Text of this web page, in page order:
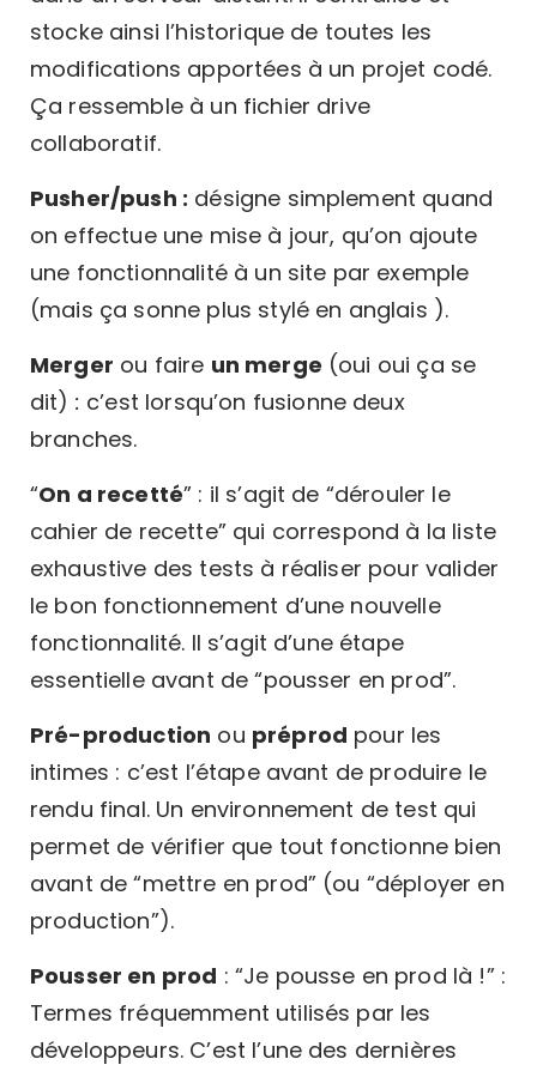
stocke ainsi l’historique de toutes les
modifications apportées à un projet codé.
Ça ressemble à un fichier drive
collaboratif.
Pusher/push : désigne simplement quand
on effectue une mise à jour, qu’on ajoute
une fonctionnalité à un site par exemple
(mais ça sonne plus stylé en anglais ).
Merger ou faire un merge (oui oui ça se
dit) : c’est lorsqu’on fusionne deux
branches.
“On a recetté” : il s’agit de “dérouler le
cahier de recette” qui correspond à la liste
exhaustive des tests à réaliser pour valider
le bon fonctionnement d’une nouvelle
fonctionnalité. Il s’agit d’une étape
essentielle avant de “pousser en prod”.
Pré-production ou préprod pour les
intimes : c’est l’étape avant de produire le
rendu final. Un environnement de test qui
permet de vérifier que tout fonctionne bien
avant de “mettre en prod” (ou “déployer en
production”).
Pousser en prod : “Je pousse en prod là !” :
Termes fréquemment utilisés par les
développeurs. C’est l’une des dernières